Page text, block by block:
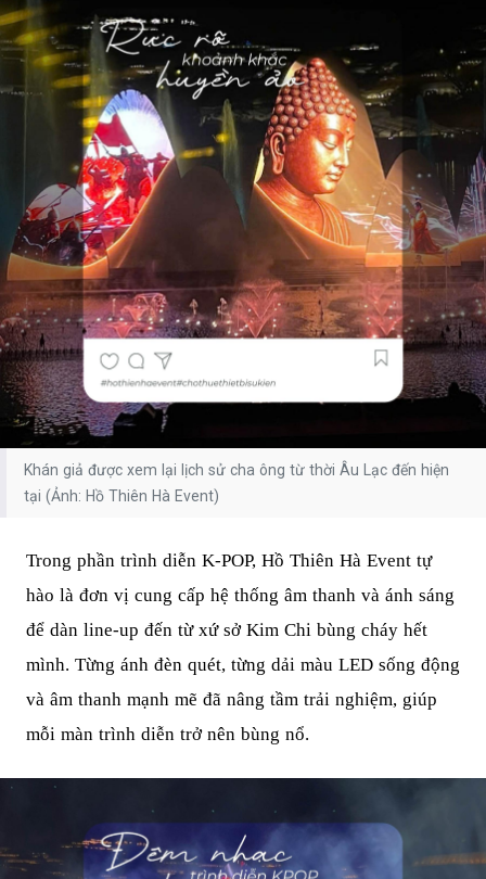
Khán giả được xem lại lịch sử cha ông từ thời Âu Lạc đến hiện
tại (Ảnh: Hồ Thiên Hà Event)
Trong phần trình diễn K-POP, Hồ Thiên Hà Event tự
hào là đơn vị cung cấp hệ thống âm thanh và ánh sáng
để dàn line-up đến từ xứ sở Kim Chi bùng cháy hết
mình. Từng ánh đèn quét, từng dải màu LED sống động
và âm thanh mạnh mẽ đã nâng tầm trải nghiệm, giúp
mỗi màn trình diễn trở nên bùng nổ.